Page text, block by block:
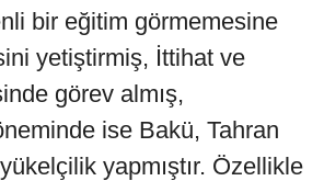
bir eğitim görmemesine
yetiştirmiş, İttihat ve
görev almış,
ise Bakü, Tahran
yapmıştır. Özellikle